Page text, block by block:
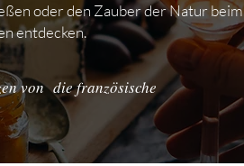
oder den Zauber der Natur beim
entdecken.
von die französische